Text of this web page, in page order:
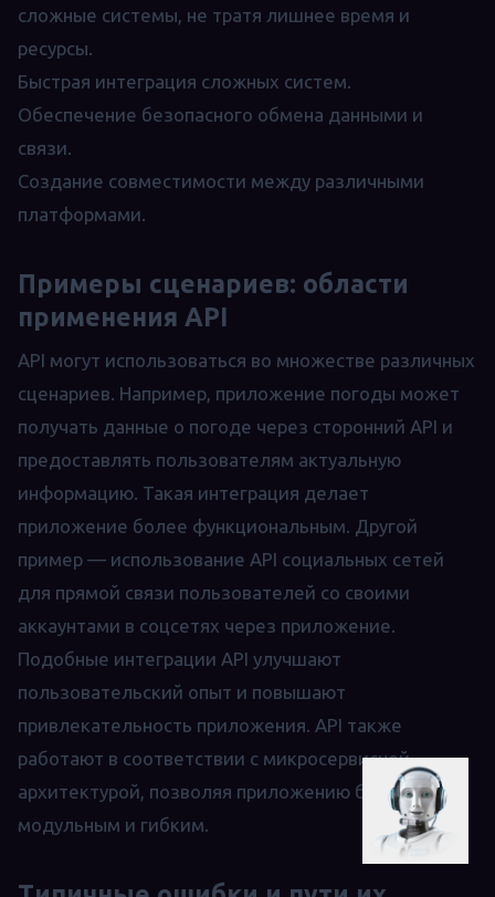
сложные системы, не тратя лишнее время и
ресурсы.
Быстрая интеграция сложных систем.
Обеспечение безопасного обмена данными и
связи.
Создание совместимости между различными
платформами.
Примеры сценариев: области
применения API
API могут использоваться во множестве различных
сценариев. Например, приложение погоды может
получать данные о погоде через сторонний API и
предоставлять пользователям актуальную
информацию. Такая интеграция делает
приложение более функциональным. Другой
пример — использование API социальных сетей
для прямой связи пользователей со своими
аккаунтами в соцсетях через приложение.
Подобные интеграции API улучшают
пользовательский опыт и повышают
привлекательность приложения. API также
работают в соответствии с микросервисной
архитектурой, позволяя приложению быть
модульным и гибким.